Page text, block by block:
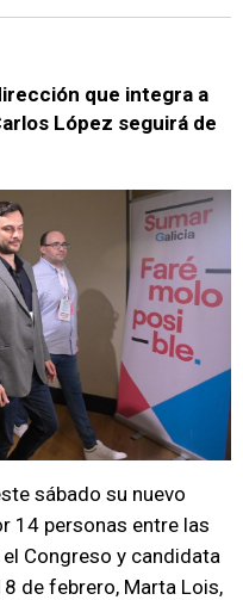
que integra a
López seguirá de
sábado su nuevo
14 personas entre las
Congreso y candidata
de febrero, Marta Lois,